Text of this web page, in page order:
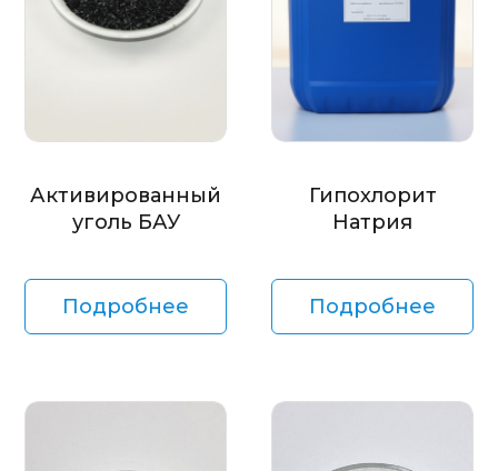
Активированный
уголь БАУ
Подробнее
Гипохлорит
Натрия
Подробнее